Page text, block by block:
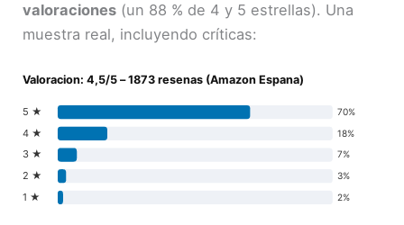
valoraciones (un 88 % de 4 y 5 estrellas). Una
muestra real, incluyendo críticas:
Valoracion: 4,5/5 – 1873 resenas (Amazon Espana)
5 ★ 70%
4 ★ 18%
3 ★ 7%
2 ★ 3%
1 ★ 2%